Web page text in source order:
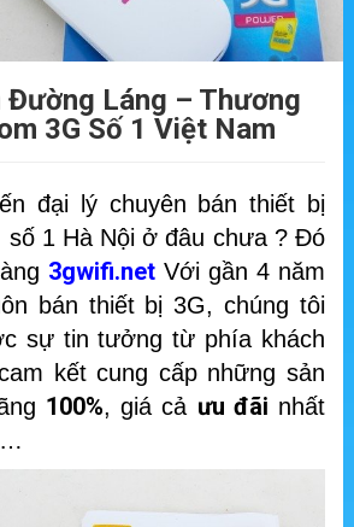
Đường Láng – Thương
3G Số 1 Việt Nam
đại lý chuyên bán thiết bị
số 1 Hà Nội ở đâu chưa ? Đó
3gwifi.net Với gần 4 năm
bán thiết bị 3G, chúng tôi
sự tin tưởng từ phía khách
kết cung cấp những sản
100%, giá cả ưu đãi nhất